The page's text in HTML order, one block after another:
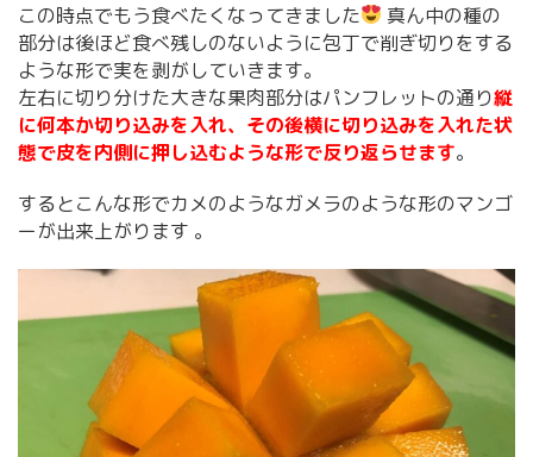
この時点でもう食べたくなってきました
真ん中の種の
部分は後ほど食べ残しのないように包丁で削ぎ切りをする
ような形で実を剥がしていきます。
左右に切り分けた大きな果肉部分はパンフレットの通り縦
に何本か切り込みを入れ、その後横に切り込みを入れた状
態で皮を内側に押し込むような形で反り返らせます。
するとこんな形でカメのようなガメラのような形のマンゴ
ーが出来上がります 。